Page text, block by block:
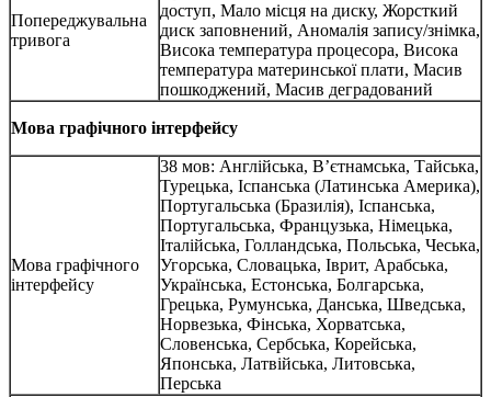
Попереджувальна
тривога
доступ, Мало місця на диску, Жорсткий
диск заповнений, Аномалія запису/знімка,
Висока температура процесора, Висока
температура материнської плати, Масив
пошкоджений, Масив деградований
Мова графічного інтерфейсу
Мова графічного
інтерфейсу
38 мов: Англійська, В’єтнамська, Тайська,
Турецька, Іспанська (Латинська Америка),
Португальська (Бразилія), Іспанська,
Португальська, Французька, Німецька,
Італійська, Голландська, Польська, Чеська,
Угорська, Словацька, Іврит, Арабська,
Українська, Естонська, Болгарська,
Грецька, Румунська, Данська, Шведська,
Норвезька, Фінська, Хорватська,
Словенська, Сербська, Корейська,
Японська, Латвійська, Литовська,
Перська